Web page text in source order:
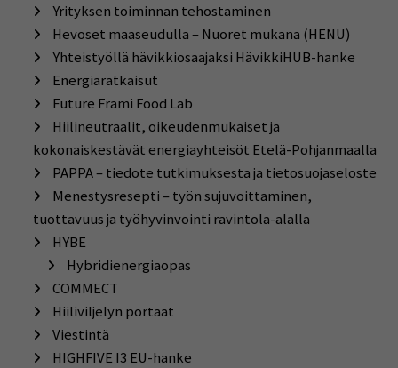
Yrityksen toiminnan tehostaminen
Hevoset maaseudulla – Nuoret mukana (HENU)
Yhteistyöllä hävikkiosaajaksi HävikkiHUB-hanke
Energiaratkaisut
Future Frami Food Lab
Hiilineutraalit, oikeudenmukaiset ja
kokonaiskestävät energiayhteisöt Etelä-Pohjanmaalla
PAPPA – tiedote tutkimuksesta ja tietosuojaseloste
Menestysresepti – työn sujuvoittaminen,
tuottavuus ja työhyvinvointi ravintola-alalla
HYBE
Hybridienergiaopas
COMMECT
Hiiliviljelyn portaat
Viestintä
HIGHFIVE I3 EU-hanke